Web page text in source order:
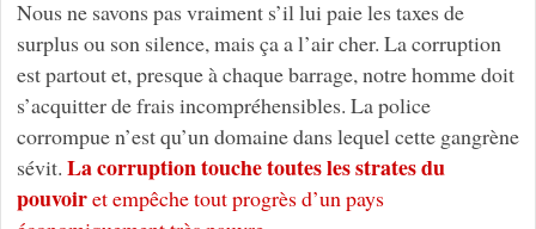
Nous ne savons pas vraiment s’il lui paie les taxes de
surplus ou son silence, mais ça a l’air cher. La corruption
est partout et, presque à chaque barrage, notre homme doit
s’acquitter de frais incompréhensibles. La police
corrompue n’est qu’un domaine dans lequel cette gangrène
sévit. La corruption touche toutes les strates du
pouvoiret empêche tout progrès d’un pays